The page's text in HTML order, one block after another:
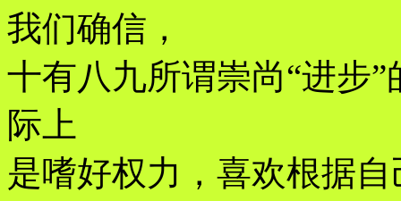
我们确信，
十有八九所谓崇尚“进步
际上
是嗜好权力，喜欢根据